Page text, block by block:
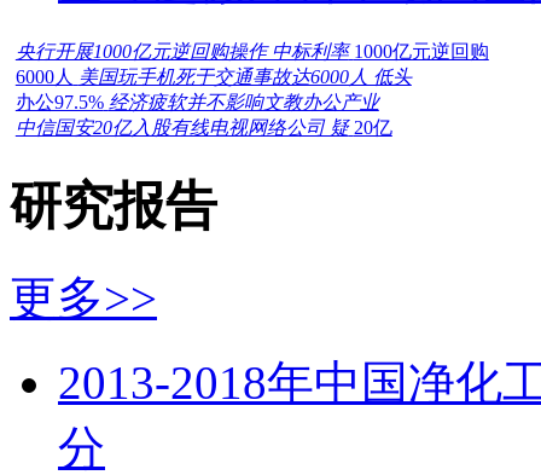
央行开展1000亿元逆回购操作 中标利率 1000亿元逆回购
6000人 美国玩手机死于交通事故达6000人 低头
办公97.5% 经济疲软并不影响文教办公产业
中信国安20亿入股有线电视网络公司 疑 20亿
研究报告
更多>>
2013-2018年中国净化
分